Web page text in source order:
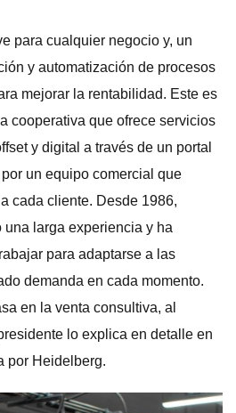
para cualquier negocio y, un
y automatización de procesos
mejorar la rentabilidad. Este es
cooperativa que ofrece servicios
y digital a través de un portal
un equipo comercial que
cada cliente. Desde 1986,
larga experiencia y ha
para adaptarse a las
demanda en cada momento.
en la venta consultiva, al
lo explica en detalle en
por Heidelberg.